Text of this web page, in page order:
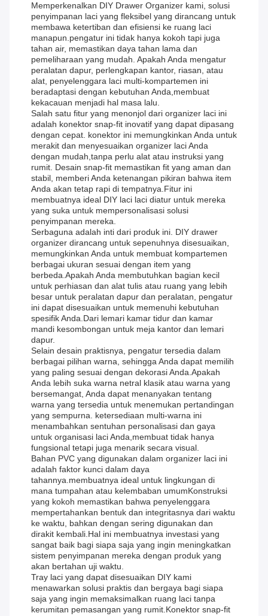
Memperkenalkan DIY Drawer Organizer kami, solusi
penyimpanan laci yang fleksibel yang dirancang untuk
membawa ketertiban dan efisiensi ke ruang laci
manapun.pengatur ini tidak hanya kokoh tapi juga
tahan air, memastikan daya tahan lama dan
pemeliharaan yang mudah. Apakah Anda mengatur
peralatan dapur, perlengkapan kantor, riasan, atau
alat, penyelenggara laci multi-kompartemen ini
beradaptasi dengan kebutuhan Anda,membuat
kekacauan menjadi hal masa lalu.
Salah satu fitur yang menonjol dari organizer laci ini
adalah konektor snap-fit inovatif yang dapat dipasang
dengan cepat. konektor ini memungkinkan Anda untuk
merakit dan menyesuaikan organizer laci Anda
dengan mudah,tanpa perlu alat atau instruksi yang
rumit. Desain snap-fit memastikan fit yang aman dan
stabil, memberi Anda ketenangan pikiran bahwa item
Anda akan tetap rapi di tempatnya.Fitur ini
membuatnya ideal DIY laci laci diatur untuk mereka
yang suka untuk mempersonalisasi solusi
penyimpanan mereka.
Serbaguna adalah inti dari produk ini. DIY drawer
organizer dirancang untuk sepenuhnya disesuaikan,
memungkinkan Anda untuk membuat kompartemen
berbagai ukuran sesuai dengan item yang
berbeda.Apakah Anda membutuhkan bagian kecil
untuk perhiasan dan alat tulis atau ruang yang lebih
besar untuk peralatan dapur dan peralatan, pengatur
ini dapat disesuaikan untuk memenuhi kebutuhan
spesifik Anda.Dari lemari kamar tidur dan kamar
mandi kesombongan untuk meja kantor dan lemari
dapur.
Selain desain praktisnya, pengatur tersedia dalam
berbagai pilihan warna, sehingga Anda dapat memilih
yang paling sesuai dengan dekorasi Anda.Apakah
Anda lebih suka warna netral klasik atau warna yang
bersemangat, Anda dapat menanyakan tentang
warna yang tersedia untuk menemukan pertandingan
yang sempurna. ketersediaan multi-warna ini
menambahkan sentuhan personalisasi dan gaya
untuk organisasi laci Anda,membuat tidak hanya
fungsional tetapi juga menarik secara visual.
Bahan PVC yang digunakan dalam organizer laci ini
adalah faktor kunci dalam daya
tahannya.membuatnya ideal untuk lingkungan di
mana tumpahan atau kelembaban umumKonstruksi
yang kokoh memastikan bahwa penyelenggara
mempertahankan bentuk dan integritasnya dari waktu
ke waktu, bahkan dengan sering digunakan dan
dirakit kembali.Hal ini membuatnya investasi yang
sangat baik bagi siapa saja yang ingin meningkatkan
sistem penyimpanan mereka dengan produk yang
akan bertahan uji waktu.
Tray laci yang dapat disesuaikan DIY kami
menawarkan solusi praktis dan bergaya bagi siapa
saja yang ingin memaksimalkan ruang laci tanpa
kerumitan pemasangan yang rumit.Konektor snap-fit